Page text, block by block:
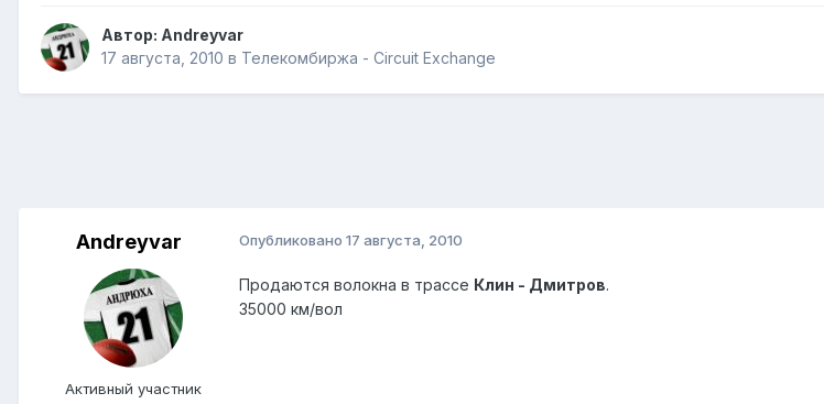
Автор: Andreyvar
17 августа, 2010 в Телекомбиржа - Circuit Exchange
Andreyvar
Активный участник
Опубликовано 17 августа, 2010
Продаются волокна в трассе Клин - Дмитров.
35000 км/вол